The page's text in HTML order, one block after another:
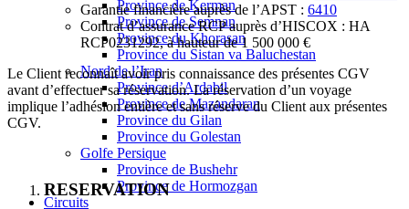
Province de Kerman
Province de Semnan
Province du Khorasan
Province du Sistan va Baluchestan
Nord de l’Iran
Province d’Ardabil
Province de Mazandaran
Province du Gilan
Province du Golestan
Golfe Persique
Province de Bushehr
Province de Hormozgan
Circuits
Garantie financière auprès de l’APST : 6410
Contrat d’assurance RCP auprès d’HISCOX : HA
RCP0231292, à hauteur de 1 500 000 €
Le Client reconnaît avoir pris connaissance des présentes CGV
avant d’effectuer sa réservation. La réservation d’un voyage
implique l’adhésion entière et sans réserve du Client aux présentes
CGV.
RESERVATION